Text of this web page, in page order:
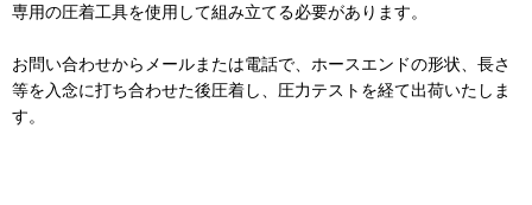
専用の圧着工具を使用して組み立てる必要があります。
お問い合わせからメールまたは電話で、ホースエンドの形状、長さ
等を入念に打ち合わせた後圧着し、圧力テストを経て出荷いたしま
す。